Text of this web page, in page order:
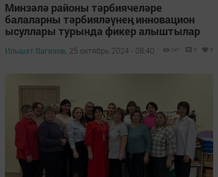
Минзәлә районы тәрбиячеләре
балаларны тәрбияләүнең инновацион
ысуллары турында фикер алыштылар
Ильшат Вагизов, 25 октябрь 2024 - 08:40 241 0 0